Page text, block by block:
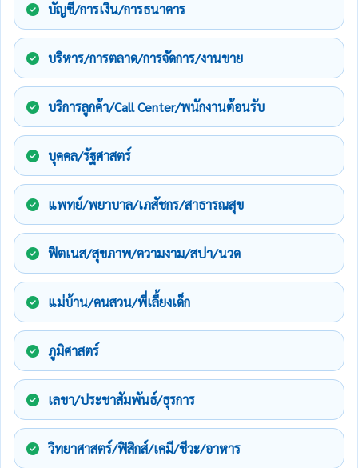
บัญชี/การเงิน/การธนาคาร
บริหาร/การตลาด/การจัดการ/งานขาย
บริการลูกค้า/Call Center/พนักงานต้อนรับ
บุคคล/รัฐศาสตร์
แพทย์/พยาบาล/เภสัชกร/สาธารณสุข
ฟิตเนส/สุขภาพ/ความงาม/สปา/นวด
แม่บ้าน/คนสวน/พี่เลี้ยงเด็ก
ภูมิศาสตร์
เลขา/ประชาสัมพันธ์/ธุรการ
วิทยาศาสตร์/ฟิสิกส์/เคมี/ชีวะ/อาหาร